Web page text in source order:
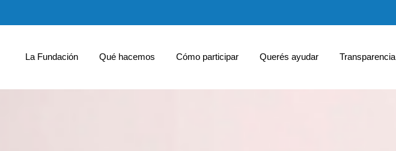
La Fundación Qué hacemos Cómo participar Querés ayudar Transparencia